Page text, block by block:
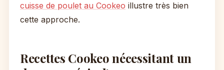
cuisse de poulet au Cookeo illustre très bien
cette approche.
Recettes Cookeo nécessitant un